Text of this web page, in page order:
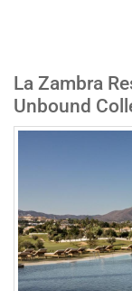
La Zambra
Unbound